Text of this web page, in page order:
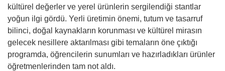
kültürel değerler ve yerel ürünlerin sergilendiği stantlar
yoğun ilgi gördü. Yerli üretimin önemi, tutum ve tasarruf
bilinci, doğal kaynakların korunması ve kültürel mirasın
gelecek nesillere aktarılması gibi temaların öne çıktığı
programda, öğrencilerin sunumları ve hazırladıkları ürünler
öğretmenlerinden tam not aldı.